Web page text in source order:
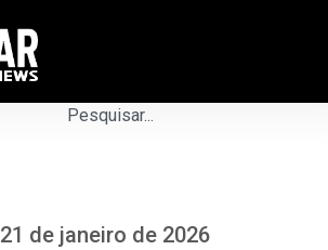
21 de janeiro de 2026